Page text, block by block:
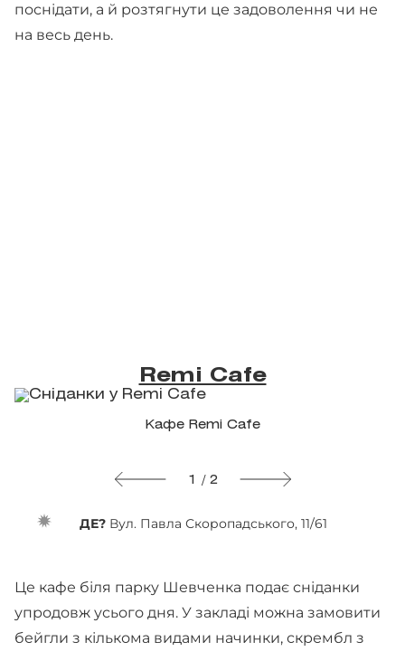
поснідати, а й розтягнути це задоволення чи не
на весь день.
Remi Cafe
Кафе Remi Cafe
1 / 2
ДЕ? Вул. Павла Скоропадського, 11/61
Це кафе біля парку Шевченка подає сніданки
упродовж усього дня. У закладі можна замовити
бейгли з кількома видами начинки, скрембл з